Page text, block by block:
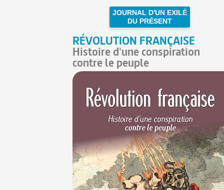
JOURNAL D'UN EXILÉ
DU PRÉSENT
RÉVOLUTION FRANÇAISE
Histoire d'une conspiration
contre le peuple